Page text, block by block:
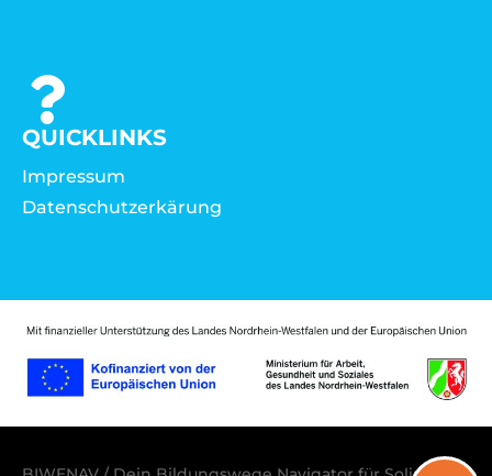
QUICKLINKS
Impressum
Datenschutzerkärung